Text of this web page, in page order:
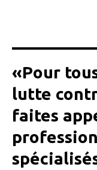
«Pour
lutte
faites